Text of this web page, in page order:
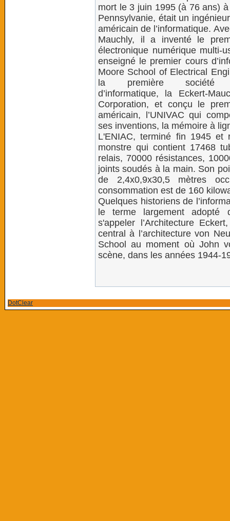
mort le 3 juin 1995 (à 76 ans)
Pennsylvanie, était un
américain de l’informatique.
Mauchly, il a inventé le
électronique numérique multi-
enseigné le premier cours
Moore School of Electrical
la première société
d’informatique, la Eckert-
Corporation, et conçu le
américain, l’UNIVAC qui
ses inventions, la mémoire à
L'ENIAC, terminé fin 1945
monstre qui contient 17468
relais, 70000 résistances,
joints soudés à la main. Son
de 2,4x0,9x30,5 mètres
consommation est de 160
Quelques historiens de
le terme largement adopté
s'appeler l’Architecture
central à l’architecture von
School au moment où John
scène, dans les années 1944-
DotClear